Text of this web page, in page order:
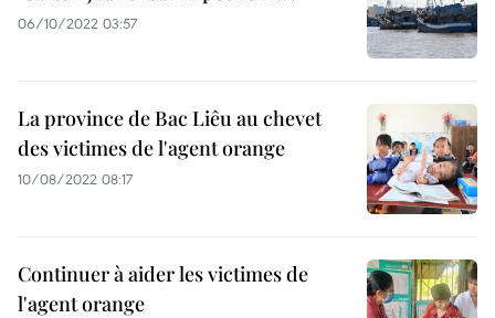
06/10/2022 03:57
La province de Bac Liêu au chevet
des victimes de l'agent orange
10/08/2022 08:17
Continuer à aider les victimes de
l'agent orange